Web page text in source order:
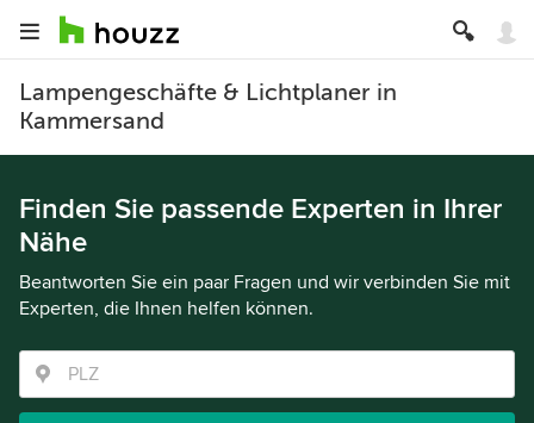
Lampengeschäfte & Lichtplaner in
Kammersand
Finden Sie passende Experten in Ihrer
Nähe
Beantworten Sie ein paar Fragen und wir verbinden Sie mit
Experten, die Ihnen helfen können.